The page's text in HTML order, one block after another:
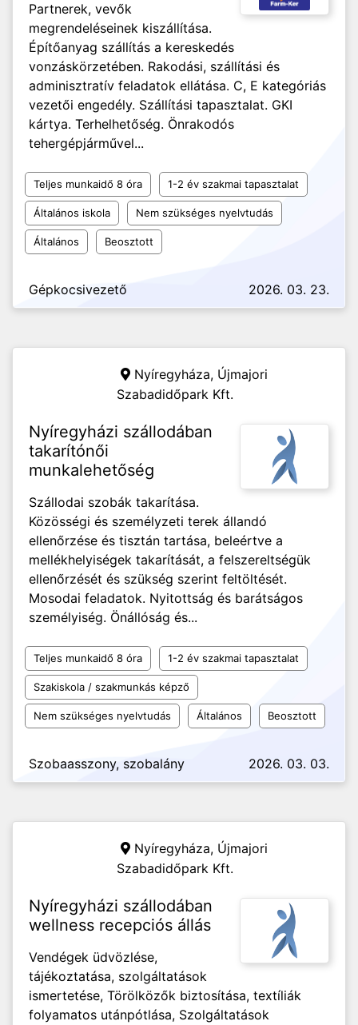
Partnerek, vevők
megrendeléseinek kiszállítása.
Építőanyag szállítás a kereskedés
vonzáskörzetében. Rakodási, szállítási és
adminisztratív feladatok ellátása. C, E kategóriás
vezetői engedély. Szállítási tapasztalat. GKI
kártya. Terhelhetőség. Önrakodós
tehergépjárművel...
Teljes munkaidő 8 óra 1-2 év szakmai tapasztalat
Általános iskola Nem szükséges nyelvtudás
Általános Beosztott
Gépkocsivezető 2026. 03. 23.
Nyíregyháza, Újmajori
Szabadidőpark Kft.
Nyíregyházi szállodában
takarítónői
munkalehetőség
Szállodai szobák takarítása.
Közösségi és személyzeti terek állandó
ellenőrzése és tisztán tartása, beleértve a
mellékhelyiségek takarítását, a felszereltségük
ellenőrzését és szükség szerint feltöltését.
Mosodai feladatok. Nyitottság és barátságos
személyiség. Önállóság és...
Teljes munkaidő 8 óra 1-2 év szakmai tapasztalat
Szakiskola / szakmunkás képző
Nem szükséges nyelvtudás Általános Beosztott
Szobaasszony, szobalány 2026. 03. 03.
Nyíregyháza, Újmajori
Szabadidőpark Kft.
Nyíregyházi szállodában
wellness recepciós állás
Vendégek üdvözlése,
tájékoztatása, szolgáltatások
ismertetése, Törölközők biztosítása, textíliák
folyamatos utánpótlása, Szolgáltatások